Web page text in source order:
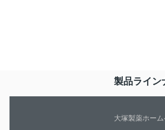
製品ライン
大塚製薬ホー